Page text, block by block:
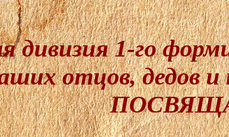
дивизия 1-го
отцов, дедов и